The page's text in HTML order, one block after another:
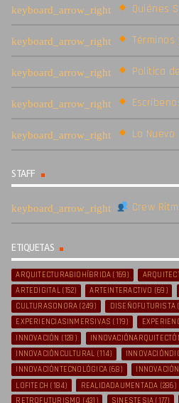
Quiénes
Términos
Política
Lo Nuevo
STAFF
Crew
ETIQUETAS
ARQUITECTURABIOHÍBRIDA (169)
ARTEDIGITAL(152) ARTEINTERACTIVO (69)
CULTURASONORA (249) DISEÑOFUTURISTA
EXPERIENCIASINMERSIVAS (119)
INNOVACIÓN (128)
INNOVACIÓNCULTURAL (114)
INNOVACIÓNTECNOLÓGICA (68)
LOFITECH (184) REALIDADAUMENTADA (286)